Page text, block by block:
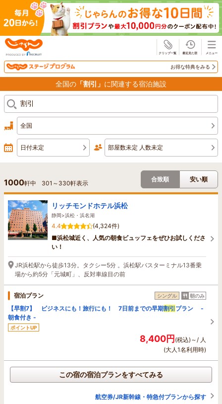
お得な特典をみる
全国の 「割引」 に関連する宿泊施設
全国
日付未定 部屋数未定 人数未定
1000軒中 301 ～ 330軒表示
合致順 安い順
リッチモンドホテル浜松
静岡>浜松・浜名湖
4.4
(4,324件)
■浜松城近く、人気の朝食ビュッフェをぜひお試しくださ
い！
JR浜松駅から徒歩13分。タクシー5分 。浜松駅バスターミナル13番乗
場から約5分「元城町」、反対車線目の前
宿泊プラン シングル 朝のみ
【早割7】 ビジネスにも！旅行にも！ 7日前までの早期割引 プラン -
朝食付き -
ポイントUP
8,400円(税込)～/ 人
(大人1名利用時)
この宿の宿泊プランをすべてみる
航空券/JR新幹線・特急付プランから探す